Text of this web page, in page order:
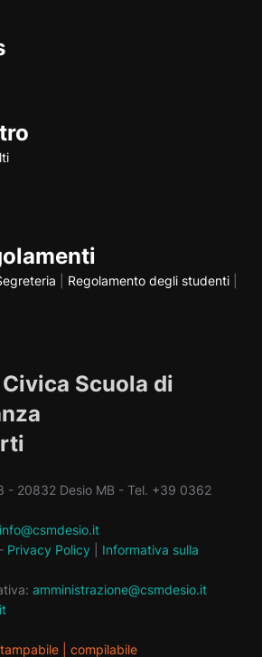
Regolamento degli studenti|
Scuola di
- 20832 Desio MB - Tel. +39 0362
info@csmdesio.it
Privacy Policy
Informativa sulla
amministrazione@csmdesio.it
compilabile